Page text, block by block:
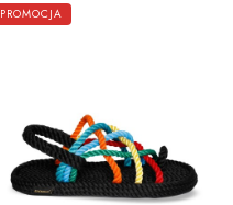
36 37 38 39 40 41
PROMOCJA